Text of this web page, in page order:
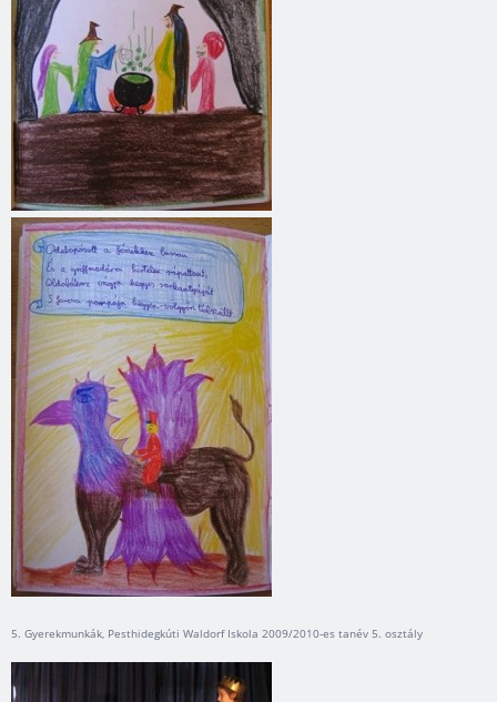
5. Gyerekmunkák, Pesthidegkúti Waldorf Iskola 2009/2010-es tanév 5. osztály